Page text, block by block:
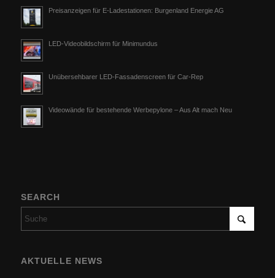
Preisanzeigen für E-Ladestationen: Burgenland Energie AG
LED-Videobildschirm für Minimundus
Unübersehbarer LED-Fassadenscreen für Car-Rep
Videowände für bestehende Werbepylone – Aus Alt mach Neu
SEARCH
AKTUELLE NEWS